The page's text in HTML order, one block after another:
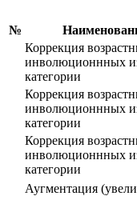
№
Коррекция
инволюционнных
категории
Коррекция
инволюционнных
категории
Коррекция
инволюционнных
категории
Аугментация